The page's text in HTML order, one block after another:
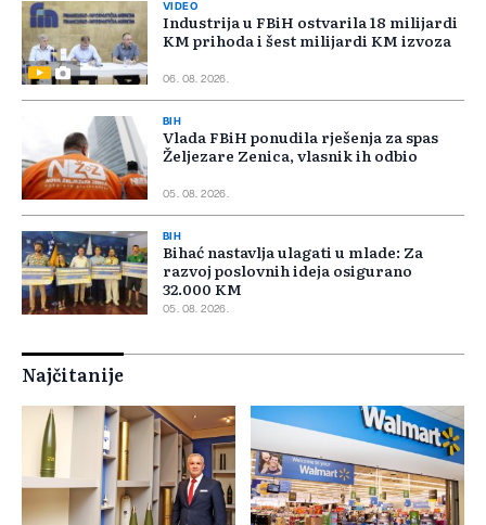
VIDEO
Industrija u FBiH ostvarila 18 milijardi
KM prihoda i šest milijardi KM izvoza
06. 08. 2026.
BIH
Vlada FBiH ponudila rješenja za spas
Željezare Zenica, vlasnik ih odbio
05. 08. 2026.
BIH
Bihać nastavlja ulagati u mlade: Za
razvoj poslovnih ideja osigurano
32.000 KM
05. 08. 2026.
Najčitanije